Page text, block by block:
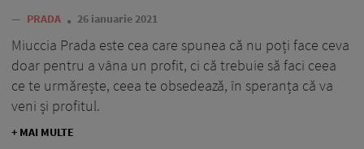
— PRADA 26 ianuarie 2021
Miuccia Prada este cea care spunea că nu poți face ceva
doar pentru a vâna un profit, ci că trebuie să faci ceea
ce te urmărește, ceea te obsedează, în speranța că va
veni și profitul.
+ MAI MULTE